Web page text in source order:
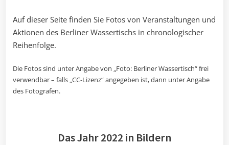
Auf dieser Seite finden Sie Fotos von Veranstaltungen und
Aktionen des Berliner Wassertischs in chronologischer
Reihenfolge.
Die Fotos sind unter Angabe von „Foto: Berliner Wassertisch“ frei
verwendbar – falls „CC-Lizenz“ angegeben ist, dann unter Angabe
des Fotografen.
Das Jahr 2022 in Bildern